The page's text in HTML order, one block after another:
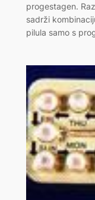
progestagen.
sadrži
pilula samo s